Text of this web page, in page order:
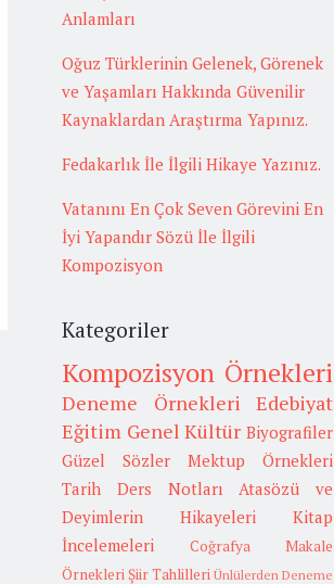
Anlamları
Oğuz Türklerinin Gelenek, Görenek
ve Yaşamları Hakkında Güvenilir
Kaynaklardan Araştırma Yapınız.
Fedakarlık İle İlgili Hikaye Yazınız.
Vatanını En Çok Seven Görevini En
İyi Yapandır Sözü İle İlgili
Kompozisyon
Kategoriler
Kompozisyon Örnekleri
Deneme Örnekleri
Edebiyat
Eğitim Genel Kültür Biyografiler
Güzel Sözler
Mektup Örnekleri
Tarih
Ders Notları
Atasözü ve
Deyimlerin Hikayeleri
Kitap
İncelemeleri
Coğrafya
Makale
Örnekleri Şiir Tahlilleri Ünlülerden Deneme